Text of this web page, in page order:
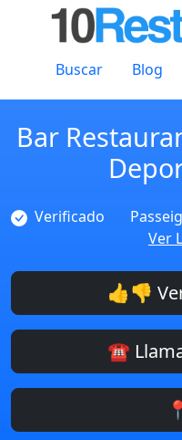
Buscar Blog
Bar
Verificado
Ver
👍👎
☎️